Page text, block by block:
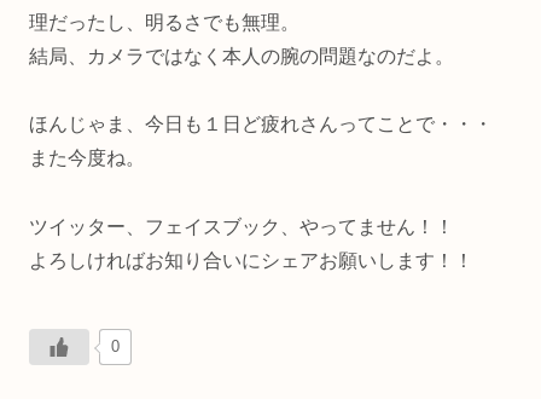
理だったし、明るさでも無理。
結局、カメラではなく本人の腕の問題なのだよ。
ほんじゃま、今日も１日ど疲れさんってことで・・・
また今度ね。
ツイッター、フェイスブック、やってません！！
よろしければお知り合いにシェアお願いします！！
0